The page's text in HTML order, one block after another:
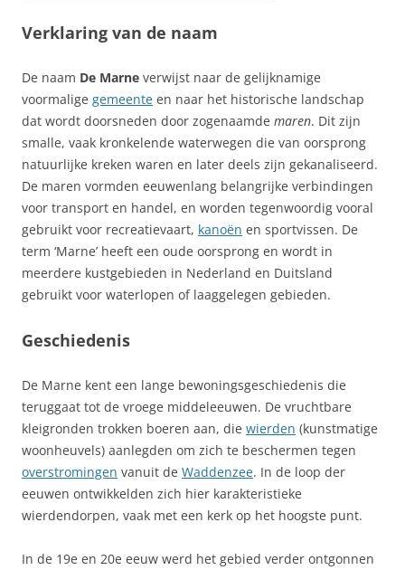
Verklaring van de naam
De naam De Marne verwijst naar de gelijknamige
voormalige gemeente en naar het historische landschap
dat wordt doorsneden door zogenaamde maren. Dit zijn
smalle, vaak kronkelende waterwegen die van oorsprong
natuurlijke kreken waren en later deels zijn gekanaliseerd.
De maren vormden eeuwenlang belangrijke verbindingen
voor transport en handel, en worden tegenwoordig vooral
gebruikt voor recreatievaart, kanoën en sportvissen. De
term ‘Marne’ heeft een oude oorsprong en wordt in
meerdere kustgebieden in Nederland en Duitsland
gebruikt voor waterlopen of laaggelegen gebieden.
Geschiedenis
De Marne kent een lange bewoningsgeschiedenis die
teruggaat tot de vroege middeleeuwen. De vruchtbare
kleigronden trokken boeren aan, die wierden (kunstmatige
woonheuvels) aanlegden om zich te beschermen tegen
overstromingen vanuit de Waddenzee. In de loop der
eeuwen ontwikkelden zich hier karakteristieke
wierdendorpen, vaak met een kerk op het hoogste punt.
In de 19e en 20e eeuw werd het gebied verder ontgonnen